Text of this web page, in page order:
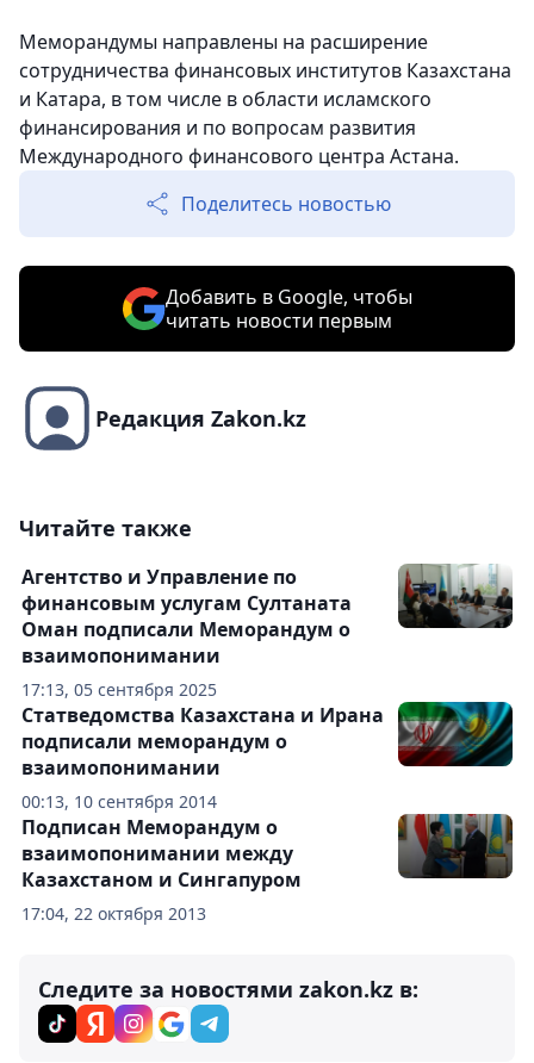
Меморандумы направлены на расширение
сотрудничества финансовых институтов Казахстана
и Катара, в том числе в области исламского
финансирования и по вопросам развития
Международного финансового центра Астана.
Поделитесь новостью
Добавить в Google, чтобы
читать новости первым
Редакция Zakon.kz
Читайте также
17:13, 05 сентября 2025
Агентство и Управление по
финансовым услугам Султаната
Оман подписали Меморандум о
взаимопонимании
00:13, 10 сентября 2014
Статведомства Казахстана и Ирана
подписали меморандум о
взаимопонимании
17:04, 22 октября 2013
Подписан Меморандум о
взаимопонимании между
Казахстаном и Сингапуром
Следите за новостями zakon.kz в: